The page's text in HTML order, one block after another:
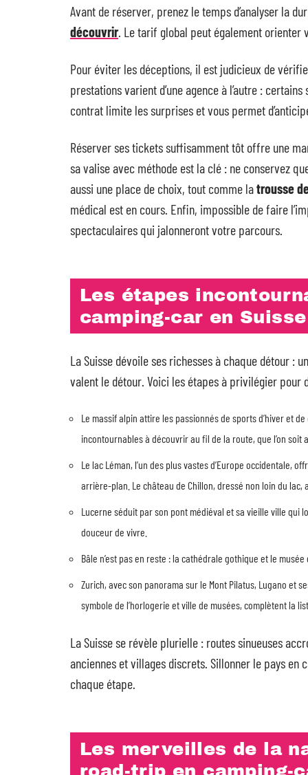
Avant de réserver, prenez le temps d’analyser la
découvrir. Le tarif global peut également orienter
Pour éviter les déceptions, il est judicieux de
prestations varient d’une agence à l’autre :
contrat limite les surprises et vous permet
Réserver ses tickets suffisamment tôt offre une
sa valise avec méthode est la clé : ne conservez
aussi une place de choix, tout comme latrousse
médical est en cours. Enfin, impossible de faire
spectaculaires qui jalonneront votre parcours.
Les étapes
camping-car en Suisse
La Suisse dévoile ses richesses à chaque détour :
valent le détour. Voici les étapes à privilégier pour
Le massif alpin attire les passionnés de sports d’hiver et
incontournables à découvrir au fil de la route, que l’on
Le lac Léman, l’un des plus vastes d’Europe occidentale,
arrière-plan. Le château de Chillon, dressé non loin du lac,
Lucerne séduit par son pont médiéval et sa vieille ville qui
douceur de vivre.
Bâle n’est pas en reste : la cathédrale gothique et le
Zurich, avec son panorama sur le Mont Pilatus, Lugano et
symbole de l’horlogerie et ville de musées, complètent la
La Suisse se révèle plurielle : routes sinueuses
anciennes et villages discrets. Sillonner le pays en
chaque étape.
Les merveilles de la
road-trip en camping-